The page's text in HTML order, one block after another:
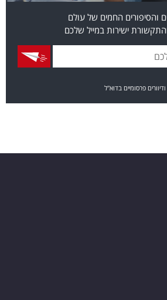
והסיפורים החמים של עולם
ישירות במייל שלכם
פרסומיים בדוא"ל